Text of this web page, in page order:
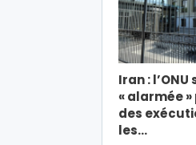
Iran : l’ONU
« alarmée
des
les…